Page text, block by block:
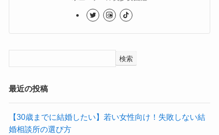
検索
最近の投稿
【30歳までに結婚したい】若い女性向け！失敗しない結
婚相談所の選び方